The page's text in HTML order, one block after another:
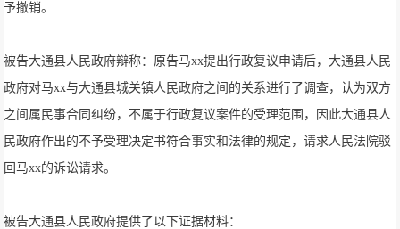
予撤销。
被告大通县人民政府辩称：原告马xx提出行政复议申请后，大通县人民
政府对马xx与大通县城关镇人民政府之间的关系进行了调查，认为双方
之间属民事合同纠纷，不属于行政复议案件的受理范围，因此大通县人
民政府作出的不予受理决定书符合事实和法律的规定，请求人民法院驳
回马xx的诉讼请求。
被告大通县人民政府提供了以下证据材料：